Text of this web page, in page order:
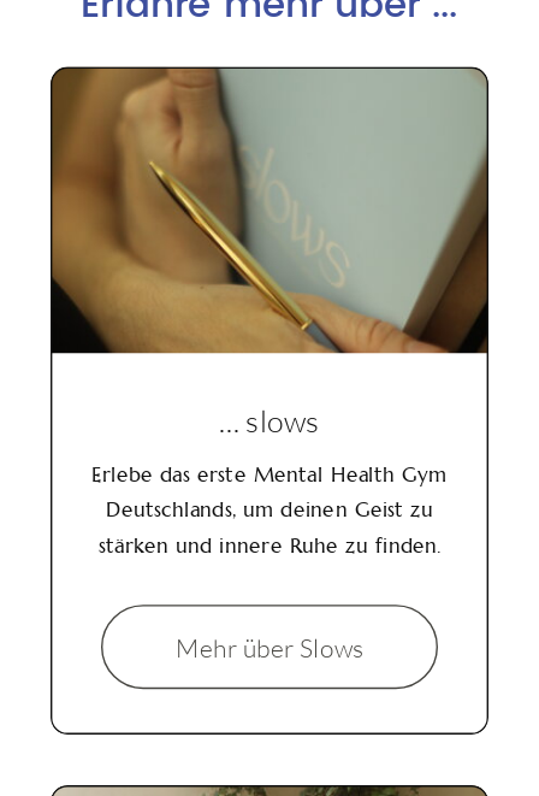
Erlebe das erste Mental Health Gym
Deutschlands, um deinen Geist zu
stärken und innere Ruhe zu finden.
... slows
Mehr über Slows